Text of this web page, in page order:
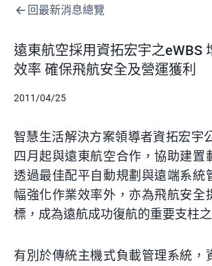
回最新消息總覽
遠東航空採用資拓宏宇之eWBS
效率 確保飛航安全及營運獲利
2011/04/25
智慧生活解決方案領導者資拓宏宇
四月起與遠東航空合作，協助建置
透過最佳配平自動規劃與遠端系統
幅強化作業效率外，亦為飛航安全
標，成為遠航成功復航的重要支柱之
有別於傳統主機式負載管理系統，